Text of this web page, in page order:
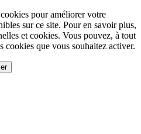
pour améliorer votre
sur ce site. Pour en savoir plus,
et cookies. Vous pouvez, à tout
cookies que vous souhaitez activer.